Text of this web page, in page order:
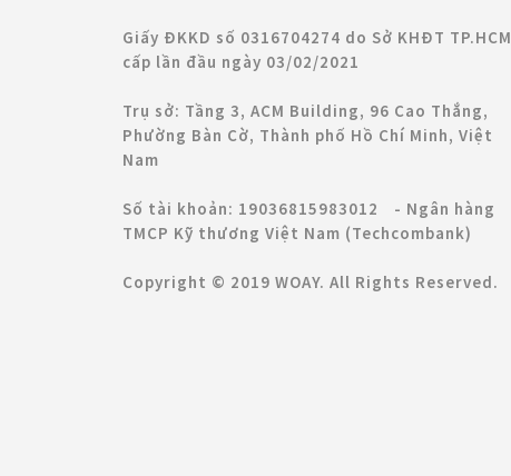
Giấy ĐKKD số 0316704274 do Sở KHĐT TP.HCM
cấp lần đầu ngày 03/02/2021
Trụ sở: Tầng 3, ACM Building, 96 Cao Thắng,
Phường Bàn Cờ, Thành phố Hồ Chí Minh, Việt
Nam
Số tài khoản: 19036815983012 - Ngân hàng
TMCP Kỹ thương Việt Nam (Techcombank)
Copyright © 2019 WOAY. All Rights Reserved.